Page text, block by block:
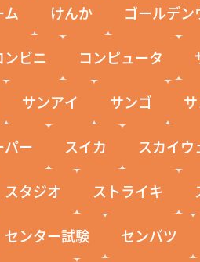
ム けんか ゴールデン
ンビニ コンピュータ
サンアイ サンゴ
パー スイカ スカイウ
スタジオ ストライキ
センター試験 センバツ